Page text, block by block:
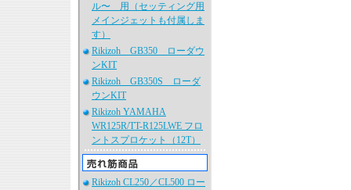
ル〜 用（セッティング用
メインジェットも付属しま
す）
Rikizoh GB350 ローダウ
ンKIT
Rikizoh GB350S ローダ
ウンKIT
Rikizoh YAMAHA
WR125R/TT-R125LWE フロ
ントスプロケット（12T）
Rikizoh CL250／CL500 ロー